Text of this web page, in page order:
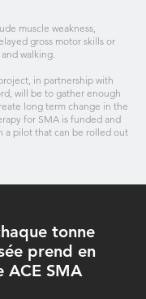
muscle weakness,
gross motor skills or
walking.
in partnership with
will be to gather enough
long term change in the
for SMA is funded and
a pilot that can be rolled out
tonne
prend en
ACE SMA